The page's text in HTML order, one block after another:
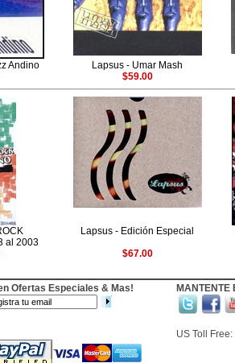
Andino Lapsus - Umar Mash
$59.00
al 2003
Lapsus - Edición Especial
$67.00
Ofertas Especiales & Mas! MANTENTE
US Toll